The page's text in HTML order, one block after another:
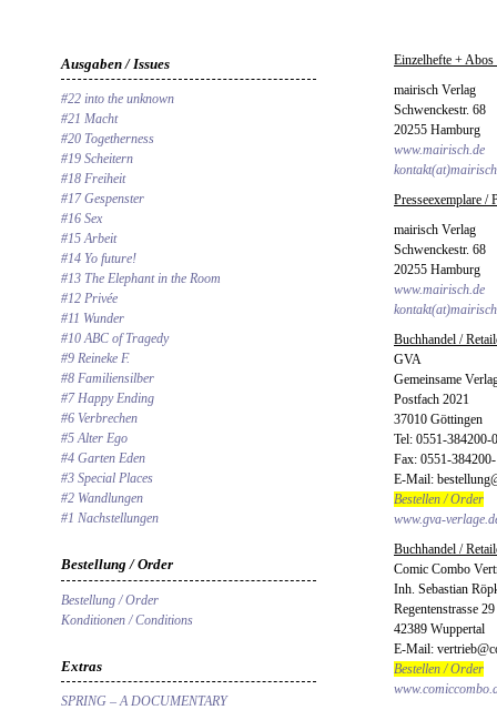
Ausgaben / Issues
#22 into the unknown
#21 Macht
#20 Togetherness
#19 Scheitern
#18 Freiheit
#17 Gespenster
#16 Sex
#15 Arbeit
#14 Yo future!
#13 The Elephant in the Room
#12 Privée
#11 Wunder
#10 ABC of Tragedy
#9 Reineke F.
#8 Familiensilber
#7 Happy Ending
#6 Verbrechen
#5 Alter Ego
#4 Garten Eden
#3 Special Places
#2 Wandlungen
#1 Nachstellungen
Bestellung / Order
Bestellung / Order
Konditionen / Conditions
Extras
SPRING – A DOCUMENTARY
Einzelhefte +
mairisch Verlag
Schwenckestr. 68
20255 Hamburg
www.mairisch.de
Presseexemplare /
mairisch Verlag
Schwenckestr. 68
20255 Hamburg
www.mairisch.de
Buchhandel /
GVA
Gemeinsame
Postfach 2021
37010 Göttingen
Tel: 0551-384200-0
Fax: 0551-
E-Mail:
Bestellen / Order
www.gva-
Buchhandel /
Comic Combo
Inh. Sebastian
Regentenstrasse 29
42389 Wuppertal
E-Mail:
Bestellen / Order